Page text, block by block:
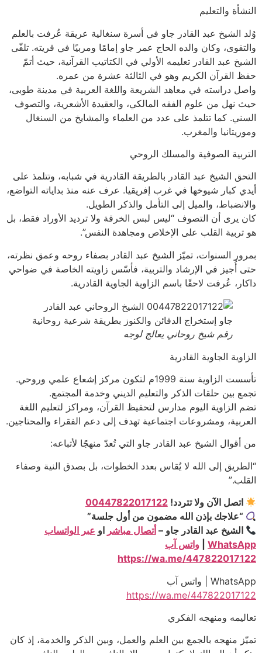
النشأة والتعليم
وُلد الشيخ عبد القادر جاو في أسرة سنغالية عريقة عُرفت بالعلم
والتقوى، وكان والده الحاج عمر جاو إمامًا ومربيًا في قريته. تلقّى
الشيخ عبد القادر تعليمه الأولي في الكتاتيب القرآنية، حيث أتمّ
حفظ القرآن الكريم وهو في الثالثة عشرة من عمره.
واصل دراسته في معاهد الشريعة واللغة العربية في مدينة طوبى،
حيث نهل من علوم الفقه المالكي، والعقيدة الأشعرية، والتصوف
السني. كما تتلمذ على عدد من العلماء والمشايخ من السنغال
وموريتانيا والمغرب.
التربية الصوفية والمسلك الروحي
التحق الشيخ عبد القادر بالطريقة القادرية في شبابه، وتتلمذ على
أيدي كبار شيوخها في غرب إفريقيا. عرف عنه منذ بداياته التواضع،
والانضباط، والميل إلى التأمل والذكر الطويل.
كان يرى أن التصوف “ليس لبس الخرقة ولا ترديد الأوراد فقط، بل
هو تربية القلب على الإخلاص ومجاهدة النفس”.
بمرور السنوات، تميّز الشيخ عبد القادر بصفاء روحه وعمق نظرته،
حتى أُجيز في الإرشاد والتربية، فأسّس زاويته الخاصة في ضواحي
داكار، عُرفت لاحقًا باسم الزاوية الجاوية القادرية.
رقم شيخ روحاني يعالج لوجه
الزاوية الجاوية القادرية
تأسست الزاوية سنة 1999م لتكون مركز إشعاع علمي وروحي.
تجمع بين حلقات الذكر والتعليم الديني وخدمة المجتمع.
تضم الزاوية اليوم مدارس لتحفيظ القرآن، ومراكز لتعليم اللغة
العربية، ومشروعات اجتماعية تهدف إلى دعم الفقراء والمحتاجين.
من أقوال الشيخ عبد القادر جاو التي تُعدّ منهجًا لأتباعه:
“الطريق إلى الله لا يُقاس بعدد الخطوات، بل بصدق النية وصفاء
القلب.”
اتصل الآن ولا تتردد!00447822017122
“علاجك بإذن الله مضمون من أول جلسة”
الشيخ عبد القادر جاو – أتصال مباشر او عبر الواتساب
WhatsApp
واتس آب
https://wa.me/447822017122
WhatsApp | واتس آب
https://wa.me/447822017122
تعاليمه ومنهجه الفكري
تميّز منهجه بالجمع بين العلم والعمل، وبين الذكر والخدمة، إذ كان